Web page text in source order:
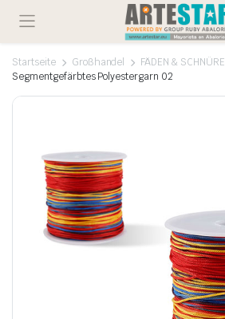
Startseite Großhandel FÄDEN & SCHNÜRE
Segmentgefärbtes Polyestergarn 02